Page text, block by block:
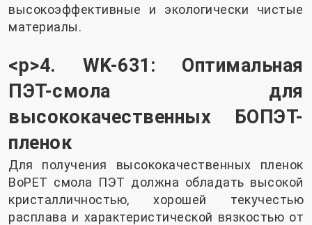
высокоэффективные и экологически чистые
материалы.
<р>4. WK-631: Оптимальная
ПЭТ-смола для
высококачественных БОПЭТ-
пленок
Для получения высококачественных пленок
BoPET смола ПЭТ должна обладать высокой
кристалличностью, хорошей текучестью
расплава и характеристической вязкостью от